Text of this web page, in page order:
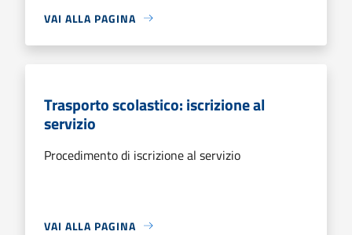
VAI ALLA PAGINA
Trasporto scolastico: iscrizione al
servizio
Procedimento di iscrizione al servizio
VAI ALLA PAGINA